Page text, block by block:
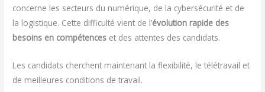
concerne les secteurs du numérique, de la cybersécurité et de
la logistique. Cette difficulté vient de l’évolution rapide des
besoins en compétences et des attentes des candidats.
Les candidats cherchent maintenant la flexibilité, le télétravail et
de meilleures conditions de travail.